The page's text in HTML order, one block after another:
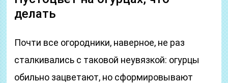
делать
Почти все огородники, наверное, не раз
сталкивались с таковой неувязкой: огурцы
обильно зацветают, но сформировывают